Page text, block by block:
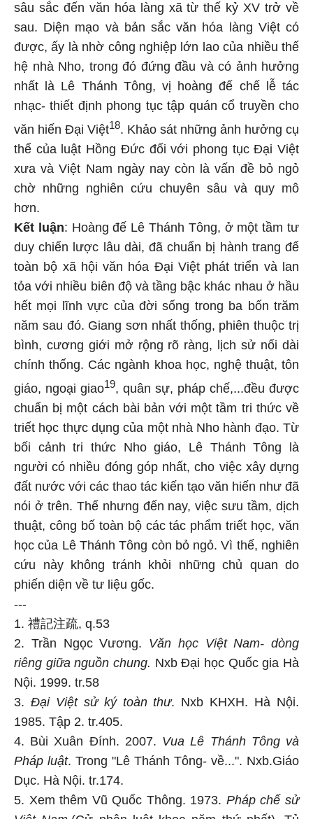
sâu sắc đến văn hóa làng xã từ thế kỷ XV trở về
sau. Diện mạo và bản sắc văn hóa làng Việt có
được, ấy là nhờ công nghiệp lớn lao của nhiều thế
hệ nhà Nho, trong đó đứng đầu và có ảnh hưởng
nhất là Lê Thánh Tông, vị hoàng đế chế lễ tác
nhạc- thiết định phong tục tập quán cổ truyền cho
văn hiến Đại Việt18. Khảo sát những ảnh hưởng cụ
thể của luật Hồng Đức đối với phong tục Đại Việt
xưa và Việt Nam ngày nay còn là vấn đề bỏ ngỏ
chờ những nghiên cứu chuyên sâu và quy mô
hơn.
Kết luận: Hoàng đế Lê Thánh Tông, ở một tầm tư
duy chiến lược lâu dài, đã chuẩn bị hành trang để
toàn bộ xã hội văn hóa Đại Việt phát triển và lan
tỏa với nhiều biên độ và tầng bậc khác nhau ở hầu
hết mọi lĩnh vực của đời sống trong ba bốn trăm
năm sau đó. Giang sơn nhất thống, phiên thuộc trị
bình, cương giới mở rộng rõ ràng, lịch sử nối dài
chính thống. Các ngành khoa học, nghệ thuật, tôn
giáo, ngoại giao19, quân sự, pháp chế,...đều được
chuẩn bị một cách bài bản với một tầm tri thức về
triết học thực dụng của một nhà Nho hành đạo. Từ
bối cảnh tri thức Nho giáo, Lê Thánh Tông là
người có nhiều đóng góp nhất, cho việc xây dựng
đất nước với các thao tác kiến tạo văn hiến như đã
nói ở trên. Thế nhưng đến nay, việc sưu tầm, dịch
thuật, công bố toàn bộ các tác phẩm triết học, văn
học của Lê Thánh Tông còn bỏ ngỏ. Vì thế, nghiên
cứu này không tránh khỏi những chủ quan do
phiến diện về tư liệu gốc.
---
1. 禮記注疏, q.53
2. Trần Ngọc Vương. Văn học Việt Nam- dòng
riêng giữa nguồn chung. Nxb Đại học Quốc gia Hà
Nội. 1999. tr.58
3. Đại Việt sử ký toàn thư. Nxb KHXH. Hà Nội.
1985. Tập 2. tr.405.
4. Bùi Xuân Đính. 2007. Vua Lê Thánh Tông và
Pháp luật. Trong "Lê Thánh Tông- về...". Nxb.Giáo
Dục. Hà Nội. tr.174.
5. Xem thêm Vũ Quốc Thông. 1973. Pháp chế sử